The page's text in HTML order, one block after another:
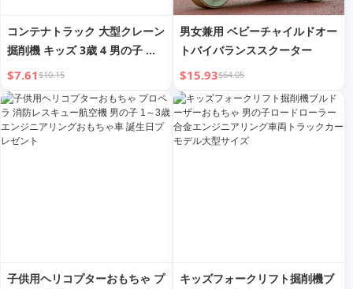
コンテナトラック 大型クレーン
掘削機 キッズ 3歳 4 男の子 お
もちゃの車 エンジニアリングカ
ー スーツ 男の子 合金車
$7.61$10.15
男女兼用 ベビーチャイルドオー
トバイバランススクーター
$15.93$64.05
子供用ヘリコプターおもちゃ プ
キッズフォークリフト掘削機ブ